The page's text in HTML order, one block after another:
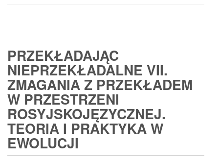
PRZEKŁADAJĄC
NIEPRZEKŁADALNE VII.
ZMAGANIA Z PRZEKŁADEM
W PRZESTRZENI
ROSYJSKOJĘZYCZNEJ.
TEORIA I PRAKTYKA W
EWOLUCJI